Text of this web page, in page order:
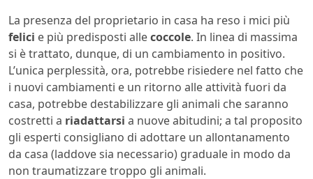
La presenza del proprietario in casa ha reso i mici più
felici e più predisposti allecoccole. In linea di massima
si è trattato, dunque, di un cambiamento in positivo.
L’unica perplessità, ora, potrebbe risiedere nel fatto che
i nuovi cambiamenti e un ritorno alle attività fuori da
casa, potrebbe destabilizzare gli animali che saranno
costretti a riadattarsi a nuove abitudini; a tal proposito
gli esperti consigliano di adottare un allontanamento
da casa (laddove sia necessario) graduale in modo da
non traumatizzare troppo gli animali.